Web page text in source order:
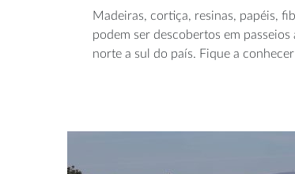
Madeiras, cortiça, resinas, papéis,
podem ser descobertos em
norte a sul do país. Fique a